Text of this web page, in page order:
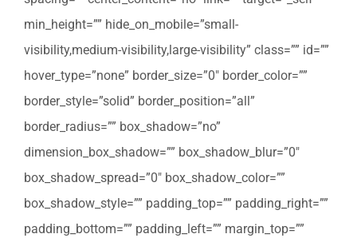
min_height=”” hide_on_mobile=”small-
visibility,medium-visibility,large-visibility” class=”” id=””
hover_type=”none” border_size=”0″ border_color=””
border_style=”solid” border_position=”all”
border_radius=”” box_shadow=”no”
dimension_box_shadow=”” box_shadow_blur=”0″
box_shadow_spread=”0″ box_shadow_color=””
box_shadow_style=”” padding_top=”” padding_right=””
padding_bottom=”” padding_left=”” margin_top=””